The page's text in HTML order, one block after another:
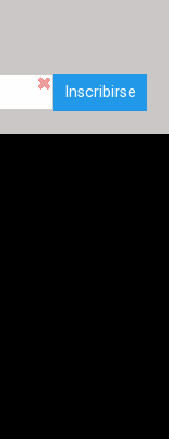
Inscribirse